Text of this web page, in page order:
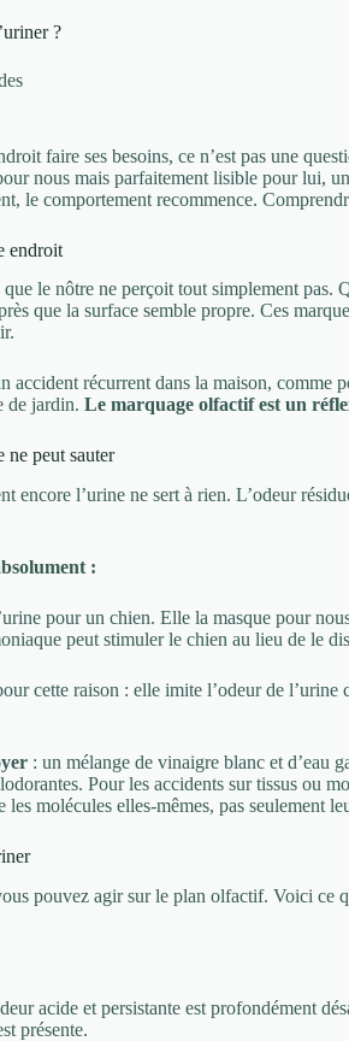
?
faire ses besoins, ce n’est pas une
nous mais parfaitement lisible pour lui,
le comportement recommence.
endroit
le nôtre ne perçoit tout simplement pas.
que la surface semble propre. Ces
accident récurrent dans la maison, comme
de jardin. Le marquage olfactif est un
ne peut sauter
encore l’urine ne sert à rien. L’odeur
:
pour un chien. Elle la masque pour
peut stimuler le chien au lieu de le
cette raison : elle imite l’odeur de
: un mélange de vinaigre blanc et d’eau
Pour les accidents sur tissus ou
molécules elles-mêmes, pas seulement
pouvez agir sur le plan olfactif. Voici ce
acide et persistante est profondément
présente.